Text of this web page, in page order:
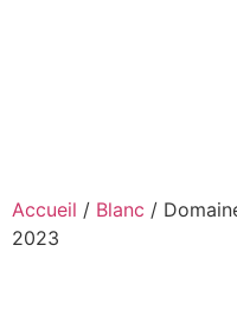
Accueil / Blanc /
2023